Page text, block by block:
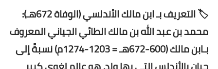
🏷️ التعريف بـ ابن مالك الأندلسي (الوفاة 672هـ):
محمد بن عبد الله بن مالك الطائي الجياني المعروف
بـابن مالك (600-672هـ = 1203-1274م) نسبةً إلى